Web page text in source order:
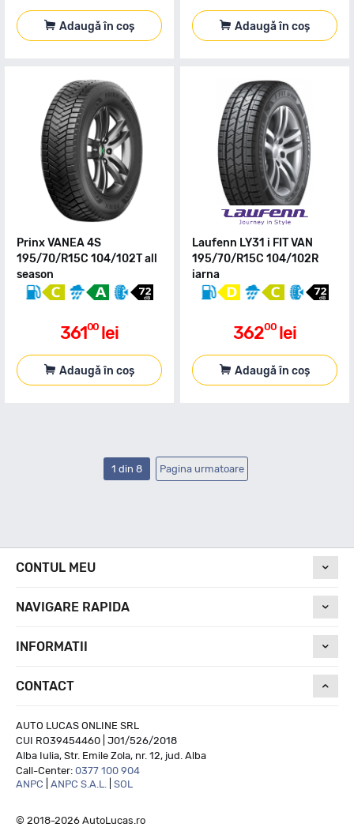
Adaugă în coș Adaugă în coș
Prinx VANEA 4S
195/70/R15C 104/102T all
season
36100 lei
Adaugă în coș
Laufenn LY31 i FIT VAN
195/70/R15C 104/102R
iarna
36200 lei
Adaugă în coș
1 din 8 Pagina urmatoare
CONTUL MEU
NAVIGARE RAPIDA
INFORMATII
CONTACT
AUTO LUCAS ONLINE SRL
CUI RO39454460 | J01/526/2018
Alba Iulia, Str. Emile Zola, nr. 12, jud. Alba
Call-Center: 0377 100 904
ANPC
ANPC S.A.L. SOL
© 2018-2026 AutoLucas.ro